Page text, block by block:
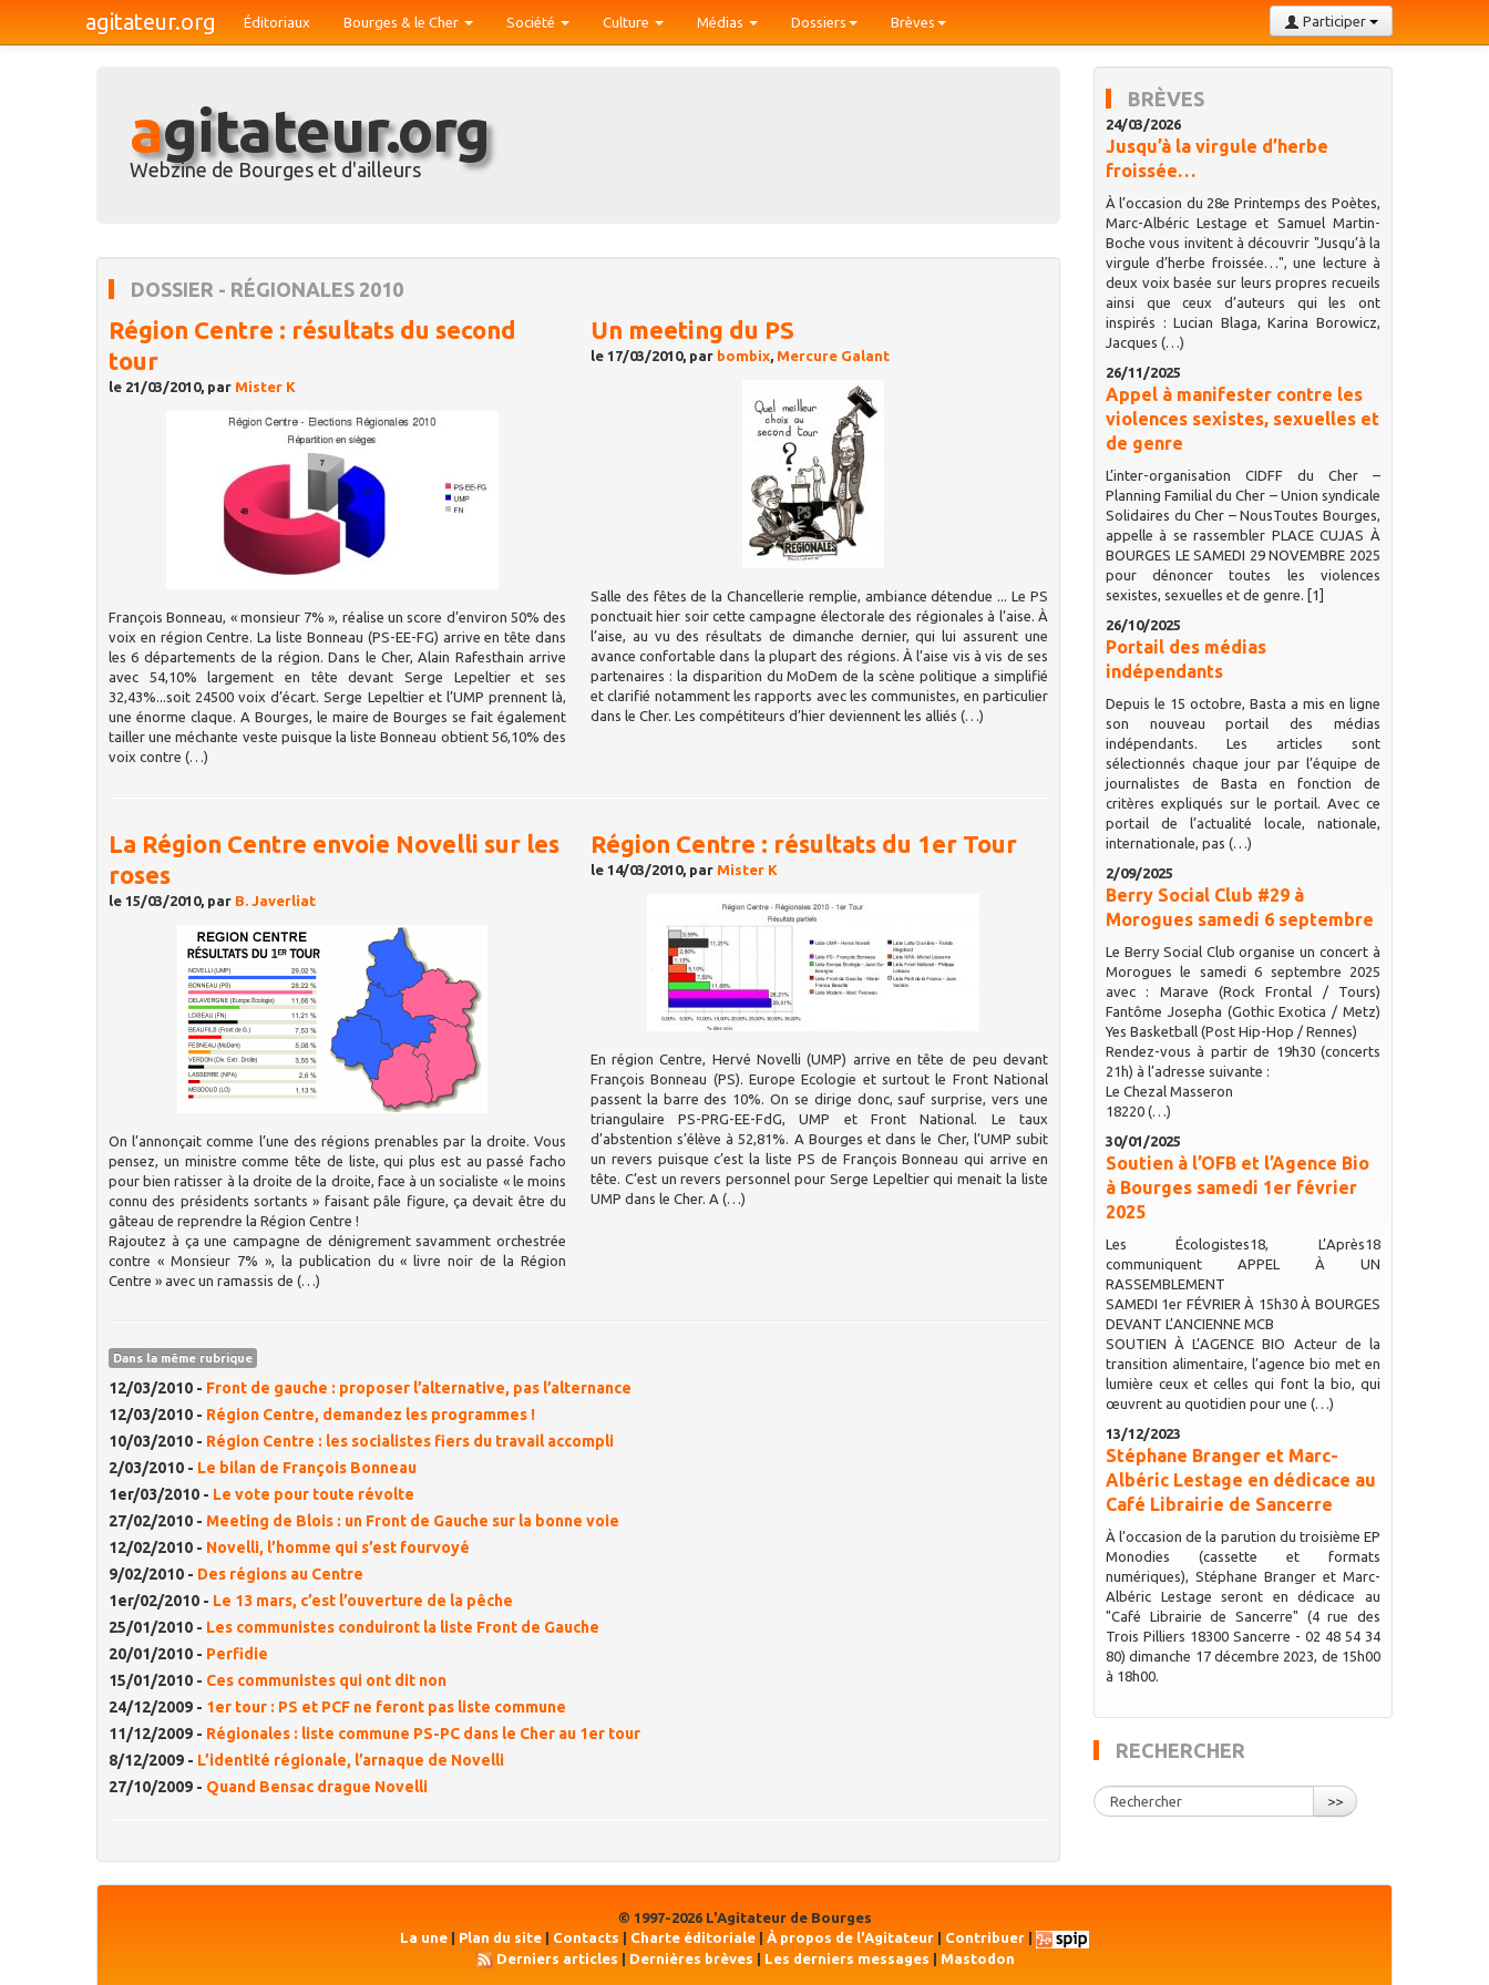
agitateur.org Participer
Éditoriaux Bourges & le Cher Société Culture Médias Dossiers Brèves
agitateur.org
Webzine de Bourges et d'ailleurs
DOSSIER - RÉGIONALES 2010
Région Centre : résultats du second
tour
le 21/03/2010, par Mister K
François Bonneau, « monsieur 7% », réalise un score d’environ 50% des
voix en région Centre. La liste Bonneau (PS-EE-FG) arrive en tête dans
les 6 départements de la région. Dans le Cher, Alain Rafesthain arrive
avec 54,10% largement en tête devant Serge Lepeltier et ses
32,43%...soit 24500 voix d’écart. Serge Lepeltier et l’UMP prennent là,
une énorme claque. A Bourges, le maire de Bourges se fait également
tailler une méchante veste puisque la liste Bonneau obtient 56,10% des
voix contre (…)
Un meeting du PS
le 17/03/2010, par bombix, Mercure Galant
Salle des fêtes de la Chancellerie remplie, ambiance détendue ... Le PS
ponctuait hier soir cette campagne électorale des régionales à l’aise. À
l’aise, au vu des résultats de dimanche dernier, qui lui assurent une
avance confortable dans la plupart des régions. À l’aise vis à vis de ses
partenaires : la disparition du MoDem de la scène politique a simplifié
et clarifié notamment les rapports avec les communistes, en particulier
dans le Cher. Les compétiteurs d’hier deviennent les alliés (…)
La Région Centre envoie Novelli sur les
roses
le 15/03/2010, par B. Javerliat
On l’annonçait comme l’une des régions prenables par la droite. Vous
pensez, un ministre comme tête de liste, qui plus est au passé facho
pour bien ratisser à la droite de la droite, face à un socialiste « le moins
connu des présidents sortants » faisant pâle figure, ça devait être du
gâteau de reprendre la Région Centre !
Rajoutez à ça une campagne de dénigrement savamment orchestrée
contre « Monsieur 7% », la publication du « livre noir de la Région
Centre » avec un ramassis de (…)
Région Centre : résultats du 1er Tour
le 14/03/2010, par Mister K
En région Centre, Hervé Novelli (UMP) arrive en tête de peu devant
François Bonneau (PS). Europe Ecologie et surtout le Front National
passent la barre des 10%. On se dirige donc, sauf surprise, vers une
triangulaire PS-PRG-EE-FdG, UMP et Front National. Le taux
d’abstention s’élève à 52,81%. A Bourges et dans le Cher, l’UMP subit
un revers puisque c’est la liste PS de François Bonneau qui arrive en
tête. C’est un revers personnel pour Serge Lepeltier qui menait la liste
UMP dans le Cher. A (…)
Dans la même rubrique
12/03/2010 - Front de gauche : proposer l’alternative, pas l’alternance
12/03/2010 - Région Centre, demandez les programmes !
10/03/2010 - Région Centre : les socialistes fiers du travail accompli
2/03/2010 - Le bilan de François Bonneau
1er/03/2010 - Le vote pour toute révolte
27/02/2010 - Meeting de Blois : un Front de Gauche sur la bonne voie
12/02/2010 - Novelli, l’homme qui s’est fourvoyé
9/02/2010 - Des régions au Centre
1er/02/2010 - Le 13 mars, c’est l’ouverture de la pêche
25/01/2010 - Les communistes conduiront la liste Front de Gauche
20/01/2010 - Perfidie
15/01/2010 - Ces communistes qui ont dit non
24/12/2009 - 1er tour : PS et PCF ne feront pas liste commune
11/12/2009 - Régionales : liste commune PS-PC dans le Cher au 1er tour
8/12/2009 - L’identité régionale, l’arnaque de Novelli
27/10/2009 - Quand Bensac drague Novelli
BRÈVES
24/03/2026
Jusqu’à la virgule d’herbe
froissée…
À l’occasion du 28e Printemps des Poètes,
Marc-Albéric Lestage et Samuel Martin-
Boche vous invitent à découvrir "Jusqu’à la
virgule d’herbe froissée…", une lecture à
deux voix basée sur leurs propres recueils
ainsi que ceux d’auteurs qui les ont
inspirés : Lucian Blaga, Karina Borowicz,
Jacques (…)
26/11/2025
Appel à manifester contre les
violences sexistes, sexuelles et
de genre
L’inter-organisation CIDFF du Cher –
Planning Familial du Cher – Union syndicale
Solidaires du Cher – NousToutes Bourges,
appelle à se rassembler PLACE CUJAS À
BOURGES LE SAMEDI 29 NOVEMBRE 2025
pour dénoncer toutes les violences
sexistes, sexuelles et de genre. [1]
26/10/2025
Portail des médias
indépendants
Depuis le 15 octobre, Basta a mis en ligne
son nouveau portail des médias
indépendants. Les articles sont
sélectionnés chaque jour par l’équipe de
journalistes de Basta en fonction de
critères expliqués sur le portail. Avec ce
portail de l’actualité locale, nationale,
internationale, pas (…)
2/09/2025
Berry Social Club #29 à
Morogues samedi 6 septembre
Le Berry Social Club organise un concert à
Morogues le samedi 6 septembre 2025
avec : Marave (Rock Frontal / Tours)
Fantôme Josepha (Gothic Exotica / Metz)
Yes Basketball (Post Hip-Hop / Rennes)
Rendez-vous à partir de 19h30 (concerts
21h) à l’adresse suivante :
Le Chezal Masseron
18220 (…)
30/01/2025
Soutien à l’OFB et l’Agence Bio
à Bourges samedi 1er février
2025
Les Écologistes18, L’Après18
communiquent APPEL À UN
RASSEMBLEMENT
SAMEDI 1er FÉVRIER À 15h30 À BOURGES
DEVANT L’ANCIENNE MCB
SOUTIEN À L’AGENCE BIO Acteur de la
transition alimentaire, l’agence bio met en
lumière ceux et celles qui font la bio, qui
œuvrent au quotidien pour une (…)
13/12/2023
Stéphane Branger et Marc-
Albéric Lestage en dédicace au
Café Librairie de Sancerre
À l’occasion de la parution du troisième EP
Monodies (cassette et formats
numériques), Stéphane Branger et Marc-
Albéric Lestage seront en dédicace au
"Café Librairie de Sancerre" (4 rue des
Trois Pilliers 18300 Sancerre - 02 48 54 34
80) dimanche 17 décembre 2023, de 15h00
à 18h00.
RECHERCHER
>>
© 1997-2026 L'Agitateur de Bourges
La une
Plan du site Contacts Charte éditoriale À propos de l'Agitateur Contribuer
Derniers articles | Dernières brèves | Les derniers messages | Mastodon